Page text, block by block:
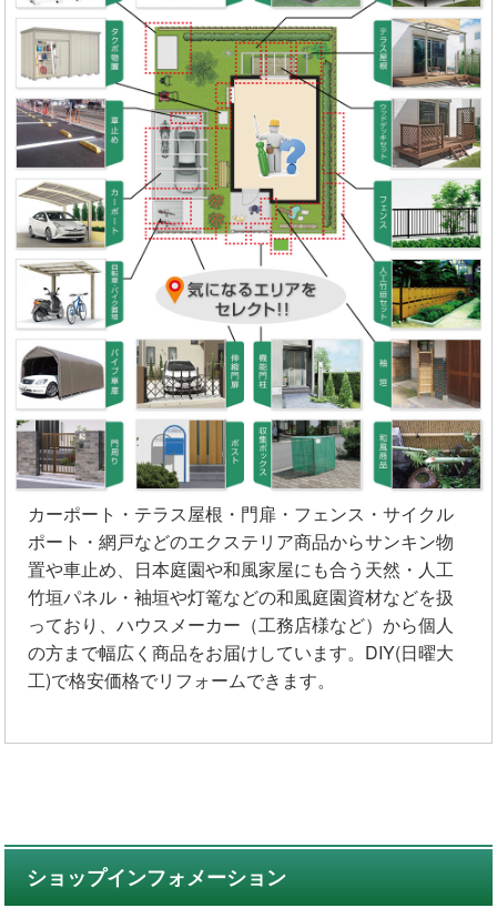
カーポート・テラス屋根・門扉・フェンス・サイクル
ポート・網戸などのエクステリア商品からサンキン物
置や車止め、日本庭園や和風家屋にも合う天然・人工
竹垣パネル・袖垣や灯篭などの和風庭園資材などを扱
っており、ハウスメーカー（工務店様など）から個人
の方まで幅広く商品をお届けしています。DIY(日曜大
工)で格安価格でリフォームできます。
ショップインフォメーション